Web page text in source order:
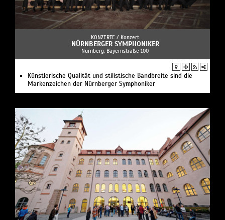
KONZERTE / Konzert
NÜRNBERGER SYMPHONIKER
Nürnberg, Bayernstraße 100
Künstlerische Qualität und stilistische Bandbreite sind die
Markenzeichen der Nürnberger Symphoniker